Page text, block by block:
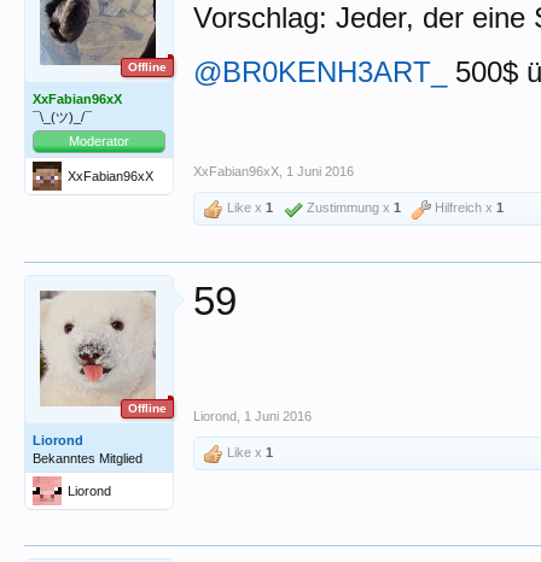
Offline
XxFabian96xX
¯\_(ツ)_/¯
Moderator
XxFabian96xX
Vorschlag: Jeder, der
@BR0KENH3ART_
500$
XxFabian96xX 1 Juni 2016
Like x 1 Zustimmung x 1 Hilfreich x 1
Offline
Liorond
Bekanntes Mitglied
Liorond
59
Liorond 1 Juni 2016
Like x 1